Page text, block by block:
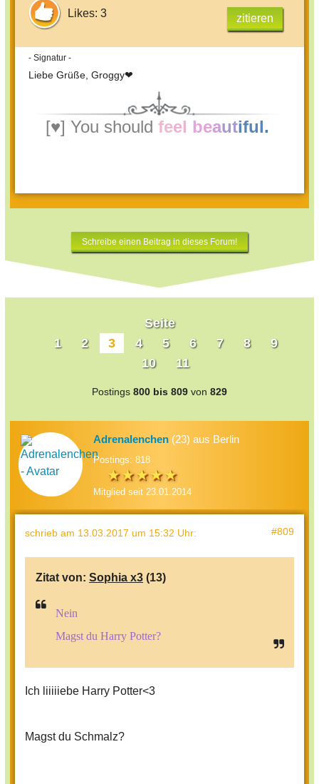
Likes: 3 zitieren
- Signatur -
Liebe Grüße, Groggy❤
[♥] You should feel beautiful.
Schreibe einen Beitrag in dieses Forum!
Seite
1
2 3 4 5 6 7 8
9
10
11
Postings 800 bis 809 von 829
Adrenalenchen (23) aus Berlin
Postings: 818
Mitglied seit 23.01.2014
schrieb am 13.03.2017 um 15:32 Uhr: #809
Zitat von: Sophia x3 (13)
Nein
Magst du Harry Potter?
Ich liiiiiebe Harry Potter<3
Magst du Schmalz?